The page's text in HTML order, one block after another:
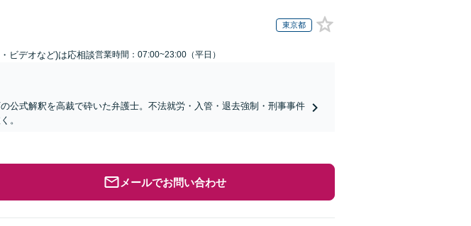
東京都
ビデオなど)は応相談営業時間：07:00~23:00（平日）
公式解釈を高裁で砕いた弁護士。不法就労・入管・退去強制・刑事事件
。
メールでお問い合わせ